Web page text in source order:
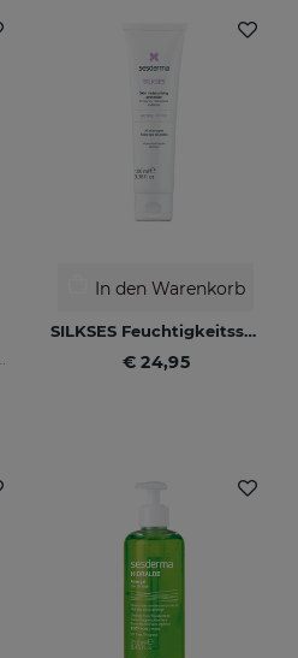
In den Warenkorb
SILKSES Feuchtigkeitsspendender Hautschutz 100 Ml
€ 24,95